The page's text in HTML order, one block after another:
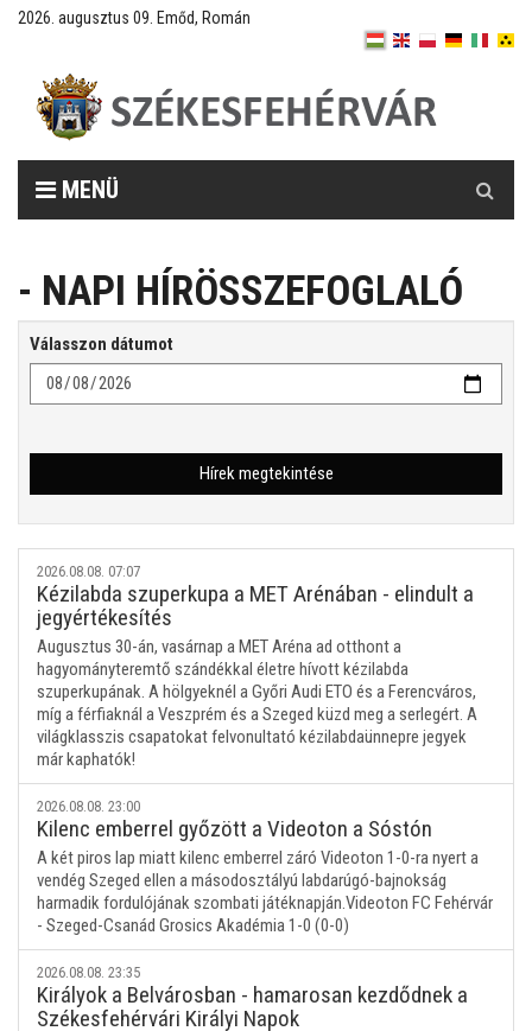
2026. augusztus 09. Emőd, Román
MENÜ
- NAPI HÍRÖSSZEFOGLALÓ
Válasszon dátumot
Hírek megtekintése
2026.08.08. 07:07
Kézilabda szuperkupa a MET Arénában - elindult a
jegyértékesítés
Augusztus 30-án, vasárnap a MET Aréna ad otthont a
hagyományteremtő szándékkal életre hívott kézilabda
szuperkupának. A hölgyeknél a Győri Audi ETO és a Ferencváros,
míg a férfiaknál a Veszprém és a Szeged küzd meg a serlegért. A
világklasszis csapatokat felvonultató kézilabdaünnepre jegyek
már kaphatók!
2026.08.08. 23:00
Kilenc emberrel győzött a Videoton a Sóstón
A két piros lap miatt kilenc emberrel záró Videoton 1-0-ra nyert a
vendég Szeged ellen a másodosztályú labdarúgó-bajnokság
harmadik fordulójának szombati játéknapján.Videoton FC Fehérvár
- Szeged-Csanád Grosics Akadémia 1-0 (0-0)
2026.08.08. 23:35
Királyok a Belvárosban - hamarosan kezdődnek a
Székesfehérvári Királyi Napok